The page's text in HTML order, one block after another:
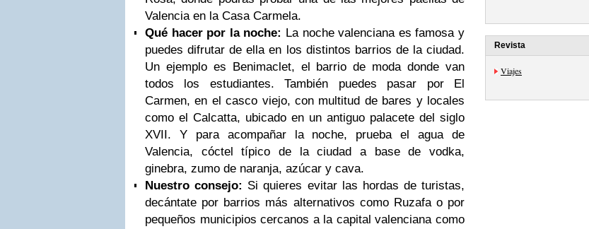
Valencia en la Casa Carmela.
Qué hacer por la noche: La noche valenciana es famosa y
puedes difrutar de ella en los distintos barrios de la ciudad.
Un ejemplo es Benimaclet, el barrio de moda donde van
todos los estudiantes. También puedes pasar por El
Carmen, en el casco viejo, con multitud de bares y locales
como el Calcatta, ubicado en un antiguo palacete del siglo
XVII. Y para acompañar la noche, prueba el agua de
Valencia, cóctel típico de la ciudad a base de vodka,
ginebra, zumo de naranja, azúcar y cava.
Nuestro consejo: Si quieres evitar las hordas de turistas,
decántate por barrios más alternativos como Ruzafa o por
pequeños municipios cercanos a la capital valenciana como
Revista
Viajes